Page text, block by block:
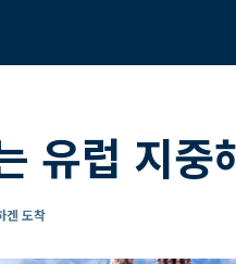
유럽 지
겐 도착